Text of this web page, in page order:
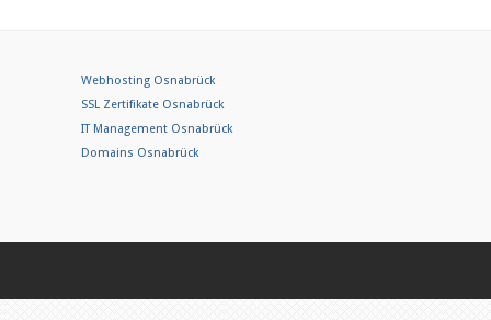
Webhosting Osnabrück
SSL Zertifikate Osnabrück
IT Management Osnabrück
Domains Osnabrück